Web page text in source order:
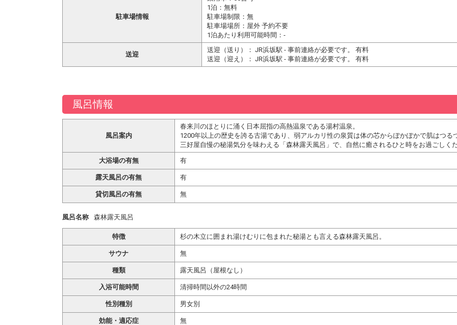
駐車場情報
1泊：無料
駐車場制限：無
駐車場場所：屋外 予約不要
1泊あたり利用可能時間：-
送迎
送迎（送り）： JR浜坂駅 - 事前連絡が必要です。 有料
送迎（迎え）： JR浜坂駅 - 事前連絡が必要です。 有料
風呂情報
風呂案内
春来川のほとりに涌く日本屈指の高熱温泉である湯村温泉。
1200年以上の歴史を誇る古湯であり、弱アルカリ性の泉質は体の芯からぽかぽかで肌はつる
三好屋自慢の秘湯気分を味わえる「森林露天風呂」で、自然に癒されるひと時をお過ごしくだ
大浴場の有無 有
露天風呂の有無 有
貸切風呂の有無 無
風呂名称 森林露天風呂
特徴 杉の木立に囲まれ湯けむりに包まれた秘湯とも言える森林露天風呂。
サウナ 無
種類 露天風呂（屋根なし）
入浴可能時間 清掃時間以外の24時間
性別種別 男女別
効能・適応症 無